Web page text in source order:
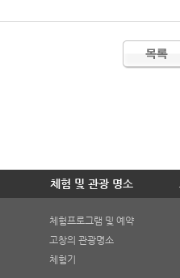
체험 및 관광 명소
체험프로그램 및 예약
고창의 관광명소
체험기